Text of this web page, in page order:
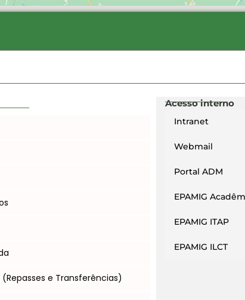
e Transferências)
Acesso interno
Intranet
Webmail
Portal ADM
EPAMIG
EPAMIG ITAP
EPAMIG ILCT